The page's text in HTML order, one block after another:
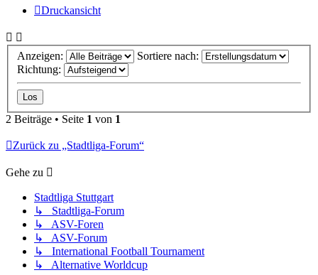
Druckansicht
Anzeigen:
Sortiere nach:
Richtung:
2 Beiträge • Seite 1 von 1
Zurück zu „Stadtliga-Forum“
Gehe zu
Stadtliga Stuttgart
↳ Stadtliga-Forum
↳ ASV-Foren
↳ ASV-Forum
↳ International Football Tournament
↳ Alternative Worldcup